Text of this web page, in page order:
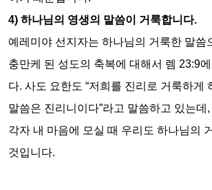
4) 하나님의 영생의 말씀이 거룩합니다.
예레미야 선지자는 하나님의 거룩한 말씀
충만케 된 성도의 축복에 대해서 렘 23:9
다. 사도 요한도 “저희를 진리로 거룩하게
말씀은 진리니이다”라고 말씀하고 있는데 ,
각자 내 마음에 모실 때 우리도 하나님의
것입니다.